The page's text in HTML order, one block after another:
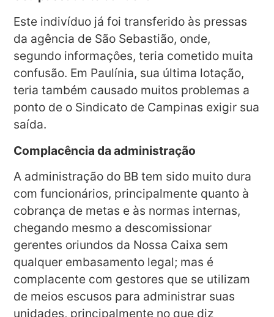
Este indivíduo já foi transferido às pressas
da agência de São Sebastião, onde,
segundo informaçôes, teria cometido muita
confusão. Em Paulínia, sua última lotação,
teria também causado muitos problemas a
ponto de o Sindicato de Campinas exigir sua
saída.
Complacência da administração
A administração do BB tem sido muito dura
com funcionários, principalmente quanto à
cobrança de metas e às normas internas,
chegando mesmo a descomissionar
gerentes oriundos da Nossa Caixa sem
qualquer embasamento legal; mas é
complacente com gestores que se utilizam
de meios escusos para administrar suas
unidades, principalmente no que diz